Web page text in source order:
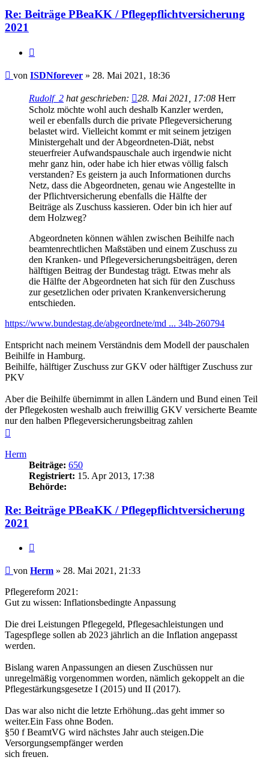
Re: Beiträge PBeaKK / Pflegepflichtversicherung
2021
Beitrag
von ISDNforever » 28. Mai 2021, 18:36
Rudolf_2 hat geschrieben: 28. Mai 2021, 17:08 Herr
Scholz möchte wohl auch deshalb Kanzler werden,
weil er ebenfalls durch die private Pflegeversicherung
belastet wird. Vielleicht kommt er mit seinem jetzigen
Ministergehalt und der Abgeordneten-Diät, nebst
steuerfreier Aufwandspauschale auch irgendwie nicht
mehr ganz hin, oder habe ich hier etwas völlig falsch
verstanden? Es geistern ja auch Informationen durchs
Netz, dass die Abgeordneten, genau wie Angestellte in
der Pflichtversicherung ebenfalls die Hälfte der
Beiträge als Zuschuss kassieren. Oder bin ich hier auf
dem Holzweg?
Abgeordneten können wählen zwischen Beihilfe nach
beamtenrechtlichen Maßstäben und einem Zuschuss zu
den Kranken- und Pflegeversicherungsbeiträgen, deren
hälftigen Beitrag der Bundestag trägt. Etwas mehr als
die Hälfte der Abgeordneten hat sich für den Zuschuss
zur gesetzlichen oder privaten Krankenversicherung
entschieden.
https://www.bundestag.de/abgeordnete/md ... 34b-260794
Entspricht nach meinem Verständnis dem Modell der pauschalen
Beihilfe in Hamburg.
Beihilfe, hälftiger Zuschuss zur GKV oder hälftiger Zuschuss zur
PKV
Aber die Beihilfe übernimmt in allen Ländern und Bund einen Teil
der Pflegekosten weshalb auch freiwillig GKV versicherte Beamte
nur den halben Pflegeversicherungsbeitrag zahlen
Herm
Beiträge: 650
Registriert: 15. Apr 2013, 17:38
Behörde:
Re: Beiträge PBeaKK / Pflegepflichtversicherung
2021
Beitrag
von Herm » 28. Mai 2021, 21:33
Pflegereform 2021:
Gut zu wissen: Inflationsbedingte Anpassung
Die drei Leistungen Pflegegeld, Pflegesachleistungen und
Tagespflege sollen ab 2023 jährlich an die Inflation angepasst
werden.
Bislang waren Anpassungen an diesen Zuschüssen nur
unregelmäßig vorgenommen worden, nämlich gekoppelt an die
Pflegestärkungsgesetze I (2015) und II (2017).
Das war also nicht die letzte Erhöhung..das geht immer so
weiter.Ein Fass ohne Boden.
§50 f BeamtVG wird nächstes Jahr auch steigen.Die
Versorgungsempfänger werden
sich freuen.